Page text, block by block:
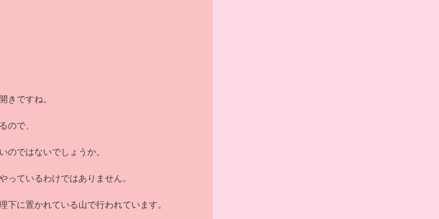
きですね。
ので、
のではないでしょうか。
っているわけではありません。
下に置かれている山で行われています。